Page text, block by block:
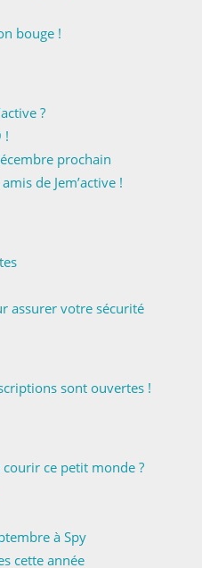
bouge !
?
!
prochain
de Jem’active !
assurer votre sécurité
sont ouvertes !
courir ce petit monde ?
à Spy
cette année